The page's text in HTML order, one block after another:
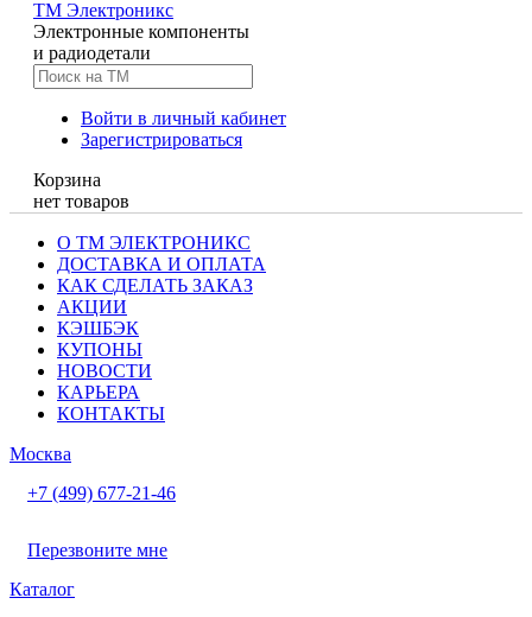
TM Электроникс
Электронные компоненты
и радиодетали
Войти в личный кабинет
Зарегистрироваться
Корзина
нет товаров
О ТМ ЭЛЕКТРОНИКС
ДОСТАВКА И ОПЛАТА
КАК СДЕЛАТЬ ЗАКАЗ
АКЦИИ
КЭШБЭК
КУПОНЫ
НОВОСТИ
КАРЬЕРА
КОНТАКТЫ
Москва
+7 (499) 677-21-46
Перезвоните мне
Каталог